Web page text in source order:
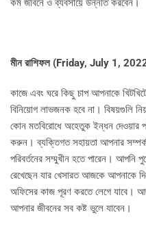
কর্ম জীবনে ও ব্যবসায়ে উন্নতি করবেন।
মীন রাশিফল (Friday, July 1,
কাজে এবং ঘরে কিছু চাপ আপনাকে
বিনিয়োগ লাভজনক হবে না। বিষয়গুলি
কোন মতবিরোধে অহেতুক ইন্ধন দেওয়ার
করুন। ব্যক্তিগত সহায়তা আপনার
পরিবর্তনের সম্মুখীন হতে পারেন। আপনি
রেখেছেন যার খেসারত আজকে আপনাকে
অফিসের কাজ পূরণ করতে লেগে যাবে।
আপনার জীবনের সব কষ্ট ভুলে যাবেন।